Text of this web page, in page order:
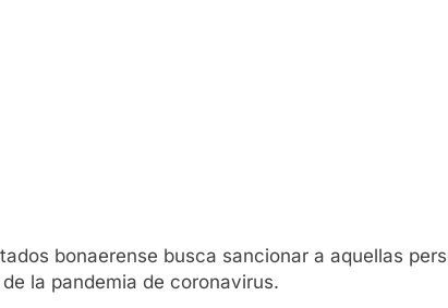
bonaerense busca sancionar a aquellas
la pandemia de coronavirus.